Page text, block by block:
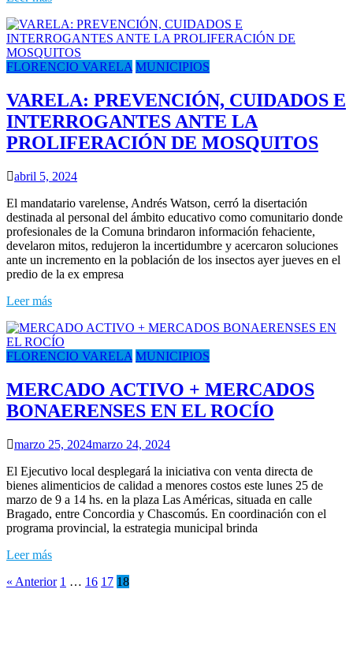
FLORENCIO VARELA MUNICIPIOS
VARELA: PREVENCIÓN, CUIDADOS E
INTERROGANTES ANTE LA
PROLIFERACIÓN DE MOSQUITOS
abril 5, 2024
El mandatario varelense, Andrés Watson, cerró la disertación
destinada al personal del ámbito educativo como comunitario donde
profesionales de la Comuna brindaron información fehaciente,
develaron mitos, redujeron la incertidumbre y acercaron soluciones
ante un incremento en la población de los insectos ayer jueves en el
predio de la ex empresa
Leer más
FLORENCIO VARELA MUNICIPIOS
MERCADO ACTIVO + MERCADOS
BONAERENSES EN EL ROCÍO
marzo 25, 2024marzo 24, 2024
El Ejecutivo local desplegará la iniciativa con venta directa de
bienes alimenticios de calidad a menores costos este lunes 25 de
marzo de 9 a 14 hs. en la plaza Las Américas, situada en calle
Bragado, entre Concordia y Chascomús. En coordinación con el
programa provincial, la estrategia municipal brinda
Leer más
« Anterior 1 … 16 17 18